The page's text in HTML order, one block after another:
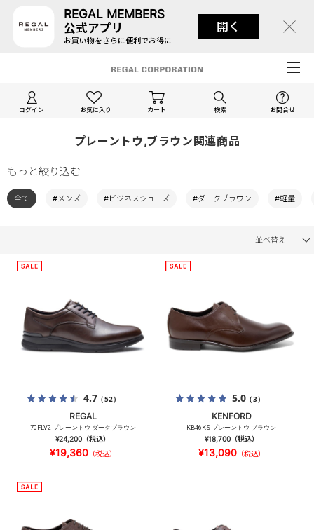
REGAL MEMBERS
公式アプリ
お買い物をさらに便利でお得に
開く
ログイン お気に入り カート 検索 お問合せ
プレーントウ,ブラウン関連商品
もっと絞り込む
全て #メンズ #ビジネスシューズ #ダークブラウン #軽量
並べ替え
4.7（52）
REGAL
70FLV2 プレーントウ ダークブラウン
¥24,200（税込）
¥19,360（税込）
5.0（3）
KENFORD
KB46KS プレーントウ ブラウン
¥18,700（税込）
¥13,090（税込）